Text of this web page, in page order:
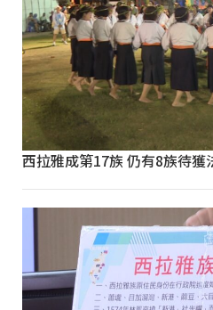
西拉雅成第17族 仍有8族待獲